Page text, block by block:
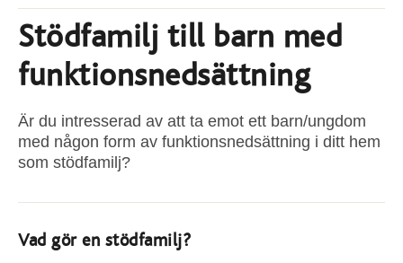
Stödfamilj till barn med
funktionsnedsättning
Är du intresserad av att ta emot ett barn/ungdom
med någon form av funktionsnedsättning i ditt hem
som stödfamilj?
Vad gör en stödfamilj?